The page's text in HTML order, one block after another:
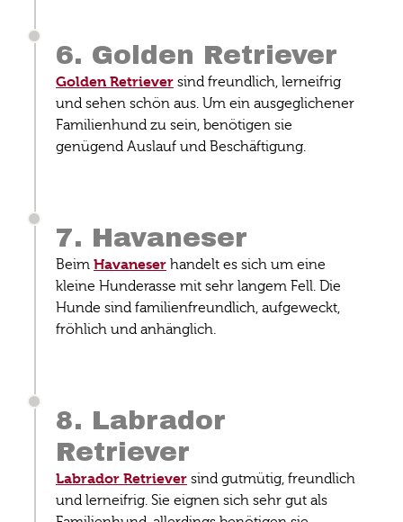
6. Golden Retriever
Golden Retriever sind freundlich, lerneifrig
und sehen schön aus. Um ein ausgeglichener
Familienhund zu sein, benötigen sie
genügend Auslauf und Beschäftigung.
7. Havaneser
Beim Havaneser handelt es sich um eine
kleine Hunderasse mit sehr langem Fell. Die
Hunde sind familienfreundlich, aufgeweckt,
fröhlich und anhänglich.
8. Labrador
Retriever
Labrador Retriever sind gutmütig, freundlich
und lerneifrig. Sie eignen sich sehr gut als